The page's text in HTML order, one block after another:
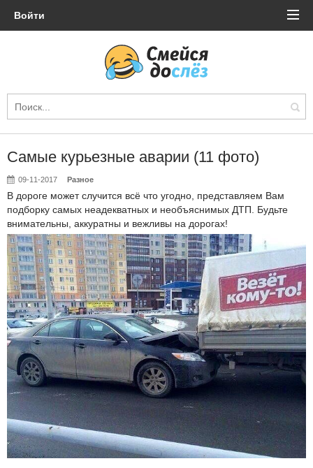
Войти
Самые курьезные аварии (11 фото)
09-11-2017 Разное
В дороге может случится всё что угодно, представляем Вам
подборку самых неадекватных и необъяснимых ДТП. Будьте
внимательны, аккуратны и вежливы на дорогах!